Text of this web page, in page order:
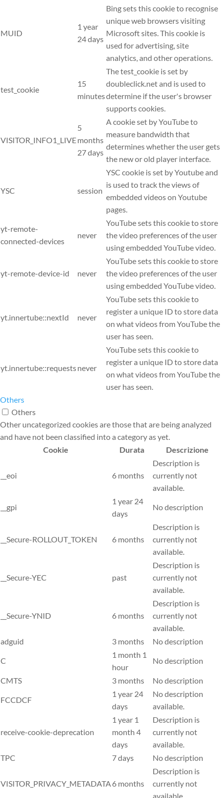
MUID
1 year
24 days
Bing sets this cookie to recognise
unique web browsers visiting
Microsoft sites. This cookie is
used for advertising, site
analytics, and other operations.
test_cookie
15
minutes
The test_cookie is set by
doubleclick.net and is used to
determine if the user's browser
supports cookies.
VISITOR_INFO1_LIVE
5
months
27 days
A cookie set by YouTube to
measure bandwidth that
determines whether the user gets
the new or old player interface.
YSC session
YSC cookie is set by Youtube and
is used to track the views of
embedded videos on Youtube
pages.
yt-remote-
connected-devices
never
YouTube sets this cookie to store
the video preferences of the user
using embedded YouTube video.
yt-remote-device-id never
YouTube sets this cookie to store
the video preferences of the user
using embedded YouTube video.
yt.innertube::nextId never
YouTube sets this cookie to
register a unique ID to store data
on what videos from YouTube the
user has seen.
yt.innertube::requestsnever
YouTube sets this cookie to
register a unique ID to store data
on what videos from YouTube the
user has seen.
Others
Others
Other uncategorized cookies are those that are being analyzed
and have not been classified into a category as yet.
Cookie
Durata Descrizione
__eoi 6 months
Description is
currently not
available.
__gpi
1 year 24
days
No description
__Secure-ROLLOUT_TOKEN 6 months
Description is
currently not
available.
__Secure-YEC past
Description is
currently not
available.
__Secure-YNID 6 months
Description is
currently not
available.
adguid
3 months No description
C
1 month 1
hour
No description
CMTS 3 months No description
FCCDCF
1 year 24
days
No description
available.
receive-cookie-deprecation
1 year 1
month 4
days
Description is
currently not
available.
TPC
7 days No description
VISITOR_PRIVACY_METADATA6 months
Description is
currently not
available.